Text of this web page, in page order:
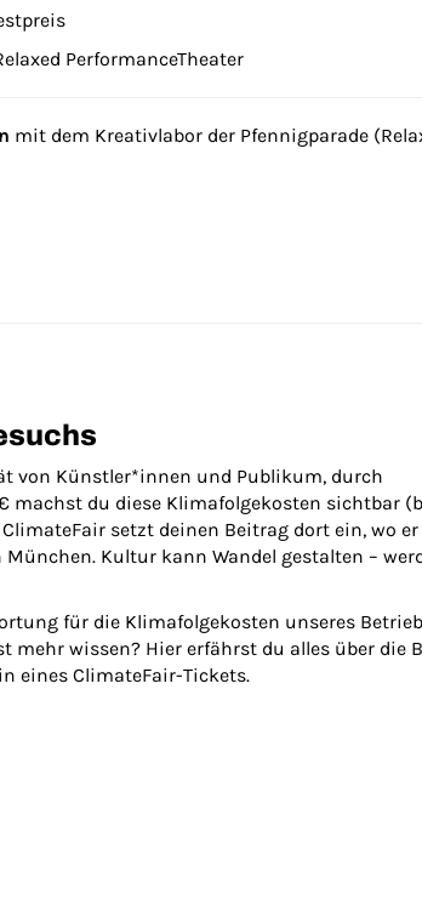
PerformanceTheater
mit dem Kreativlabor der Pfennigparade
von Künstler*innen und Publikum, durch
machst du diese Klimafolgekosten sichtbar
setzt deinen Beitrag dort ein, wo
Kultur kann Wandel gestalten –
für die Klimafolgekosten unseres
wissen? Hier erfährst du alles über die
eines ClimateFair-Tickets.